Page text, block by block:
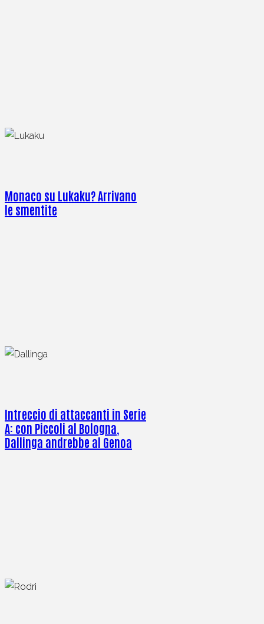
Monaco su Lukaku? Arrivano
le smentite
Intreccio di attaccanti in Serie
A: con Piccoli al Bologna,
Dallinga andrebbe al Genoa